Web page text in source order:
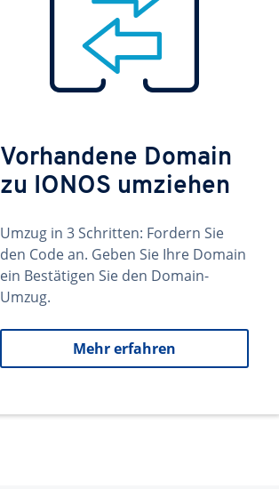
Vorhandene Domain
zu IONOS umziehen
Umzug in 3 Schritten: Fordern Sie
den Code an. Geben Sie Ihre Domain
ein Bestätigen Sie den Domain-
Umzug.
Mehr erfahren